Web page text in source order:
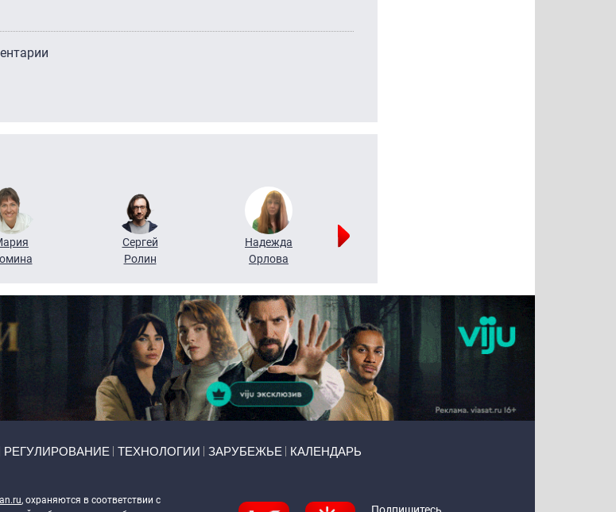
Сергей
Ролин
Надежда
Орлова
РЕГУЛИРОВАНИЕ ТЕХНОЛОГИИ ЗАРУБЕЖЬЕ КАЛЕНДАРЬ
, охраняются в соответствии с